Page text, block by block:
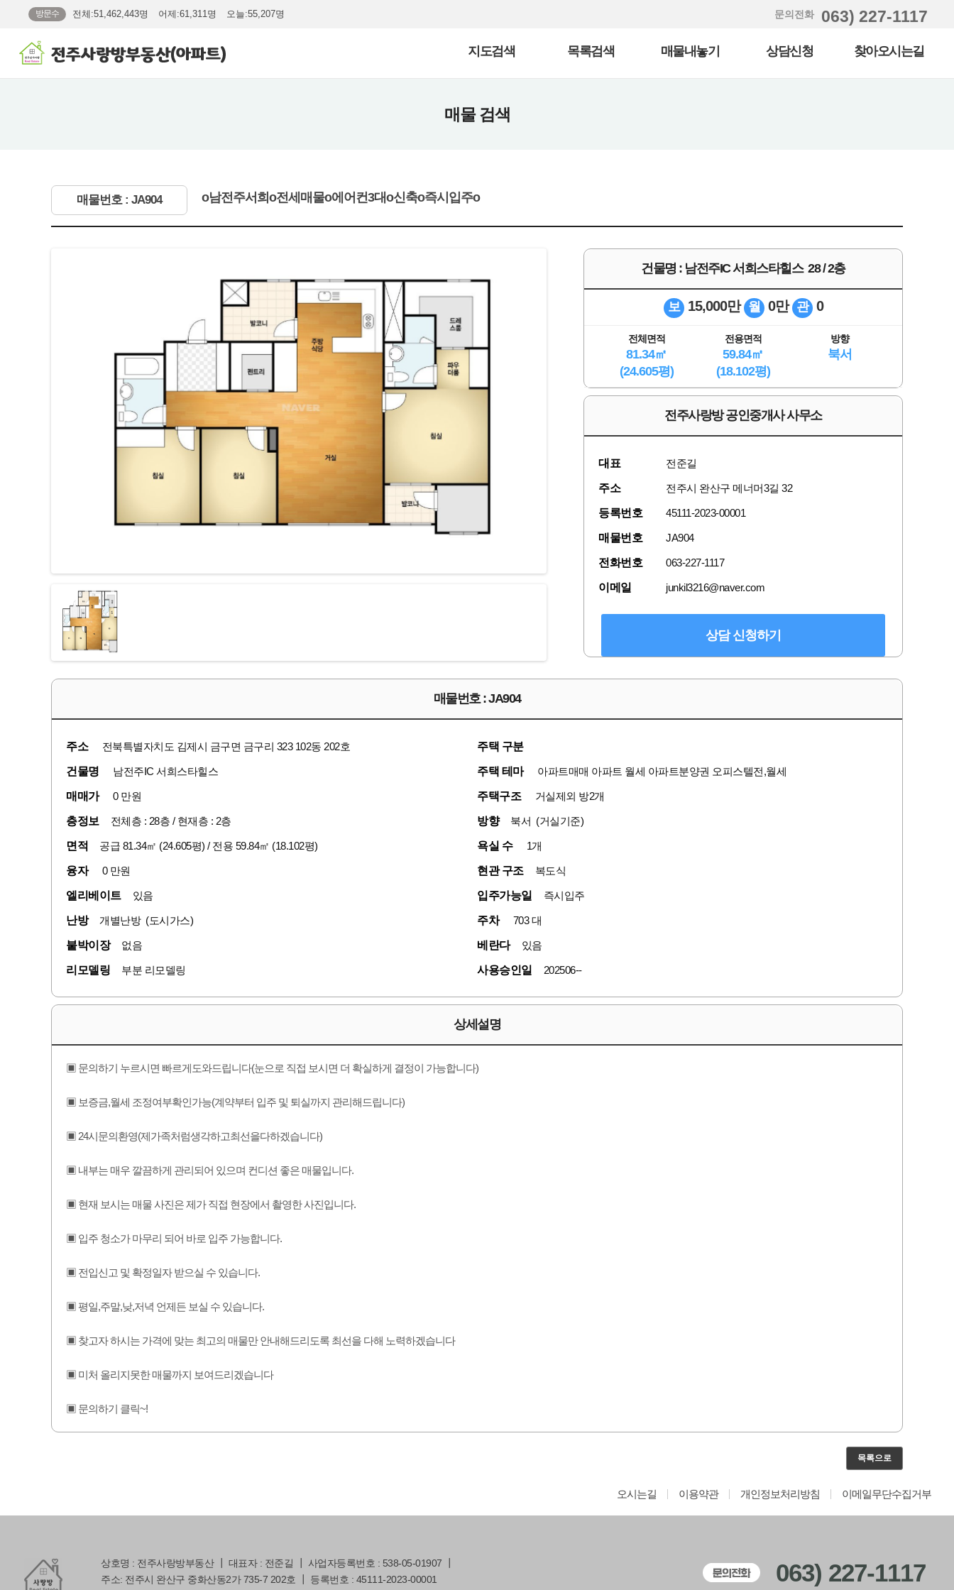
방문수 전체:51,462,443명 어제:61,311명 오늘:55,207명 문의전화 063) 227-1117
지도검색 목록검색 매물내놓기 상담신청 찾아오시는길
매물 검색
매물번호 : JA904 o남전주서희o전세매물o에어컨3대o신축o즉시입주o
건물명 : 남전주IC 서희스타힐스 28 / 2층
보 15,000만 월 0만 관 0
전체면적
81.34㎡
(24.605평)
전용면적
59.84㎡
(18.102평)
방향
북서
전주사랑방 공인중개사 사무소
대표 전준길
주소 전주시 완산구 메너머3길 32
등록번호 45111-2023-00001
매물번호 JA904
전화번호 063-227-1117
이메일 junkil3216@naver.com
상담 신청하기
매물번호 : JA904
주소 전북특별자치도 김제시 금구면 금구리 323 102동 202호 주택 구분
건물명 남전주IC 서희스타힐스 주택 테마 아파트매매 아파트 월세 아파트분양권 오피스텔전,월세
매매가 0 만원 주택구조 거실제외 방2개
층정보 전체층 : 28층 / 현재층 : 2층 방향 북서 (거실기준)
면적 공급 81.34㎡ (24.605평) / 전용 59.84㎡ (18.102평) 욕실 수 1개
융자 0 만원 현관 구조 복도식
엘리베이트 있음 입주가능일 즉시입주
난방 개별난방 (도시가스) 주차 703 대
붙박이장 없음 베란다 있음
리모델링 부분 리모델링 사용승인일 202506--
상세설명
▣ 문의하기 누르시면 빠르게도와드립니다(눈으로 직접 보시면 더 확실하게 결정이 가능합니다)
▣ 보증금,월세 조정여부확인가능(계약부터 입주 및 퇴실까지 관리해드립니다)
▣ 24시문의환영(제가족처럼생각하고최선을다하겠습니다)
▣ 내부는 매우 깔끔하게 관리되어 있으며 컨디션 좋은 매물입니다.
▣ 현재 보시는 매물 사진은 제가 직접 현장에서 촬영한 사진입니다.
▣ 입주 청소가 마무리 되어 바로 입주 가능합니다.
▣ 전입신고 및 확정일자 받으실 수 있습니다.
▣ 평일,주말,낮,저녁 언제든 보실 수 있습니다.
▣ 찾고자 하시는 가격에 맞는 최고의 매물만 안내해드리도록 최선을 다해 노력하겠습니다
▣ 미처 올리지못한 매물까지 보여드리겠습니다
▣ 문의하기 클릭~!
목록으로
오시는길 이용약관 개인정보처리방침 이메일무단수집거부
상호명 : 전주사랑방부동산 ┃ 대표자 : 전준길 ┃ 사업자등록번호 : 538-05-01907 ┃
주소: 전주시 완산구 중화산동2가 735-7 202호 ┃ 등록번호 : 45111-2023-00001
063) 227-1117